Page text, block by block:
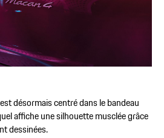
désormais centré dans le bandeau
affiche une silhouette musclée grâce
dessinées.